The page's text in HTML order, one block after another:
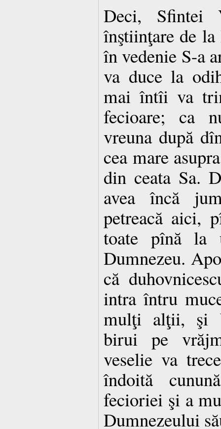
Deci, Sfintei
înştiinţare de
în vedenie S-a
va duce la
mai întîi va
fecioare; ca
vreuna după
cea mare
din ceata Sa.
avea încă
petreacă aici,
toate pînă la
Dumnezeu.
că
intra întru
mulţi alţii, şi
birui pe
veselie va
îndoită
fecioriei şi a
Dumnezeului